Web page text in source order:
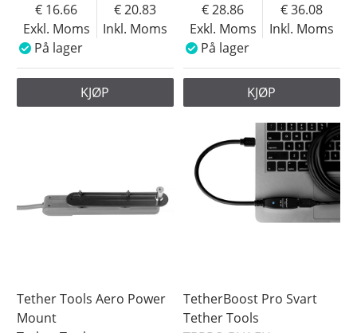
Exkl. Moms
16.66
Inkl. Moms
20.83
På lager
KJØP
Exkl. Moms
28.86
Inkl. Moms
36.08
På lager
KJØP
Tether Tools Aero Power
Mount
TetherBoost Pro Svart
Tether Tools